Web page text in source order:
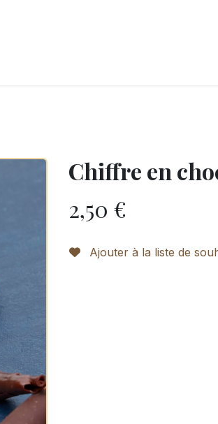
Chiffre en
2,50 €
Ajouter à la liste de